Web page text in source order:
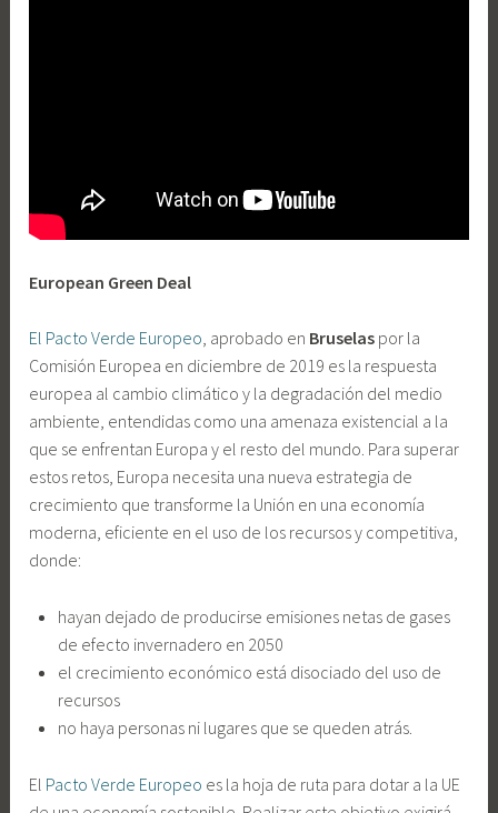
European Green Deal
El Pacto Verde Europeo, aprobado en Bruselas por la
Comisión Europea en diciembre de 2019 es la respuesta
europea al cambio climático y la degradación del medio
ambiente, entendidas como una amenaza existencial a la
que se enfrentan Europa y el resto del mundo. Para superar
estos retos, Europa necesita una nueva estrategia de
crecimiento que transforme la Unión en una economía
moderna, eficiente en el uso de los recursos y competitiva,
donde:
hayan dejado de producirse emisiones netas de gases
de efecto invernadero en 2050
el crecimiento económico está disociado del uso de
recursos
no haya personas ni lugares que se queden atrás.
El Pacto Verde Europeo es la hoja de ruta para dotar a la UE